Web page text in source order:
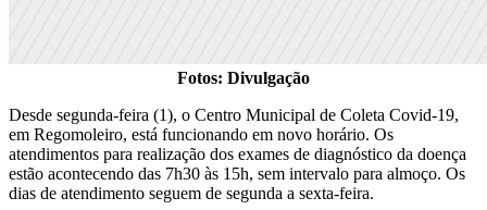
Fotos: Divulgação
Desde segunda-feira (1), o Centro Municipal de Coleta Covid-19,
em Regomoleiro, está funcionando em novo horário. Os
atendimentos para realização dos exames de diagnóstico da doença
estão acontecendo das 7h30 às 15h, sem intervalo para almoço. Os
dias de atendimento seguem de segunda a sexta-feira.